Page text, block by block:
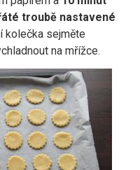
troubě nastavené
kolečka sejměte
na mřížce.